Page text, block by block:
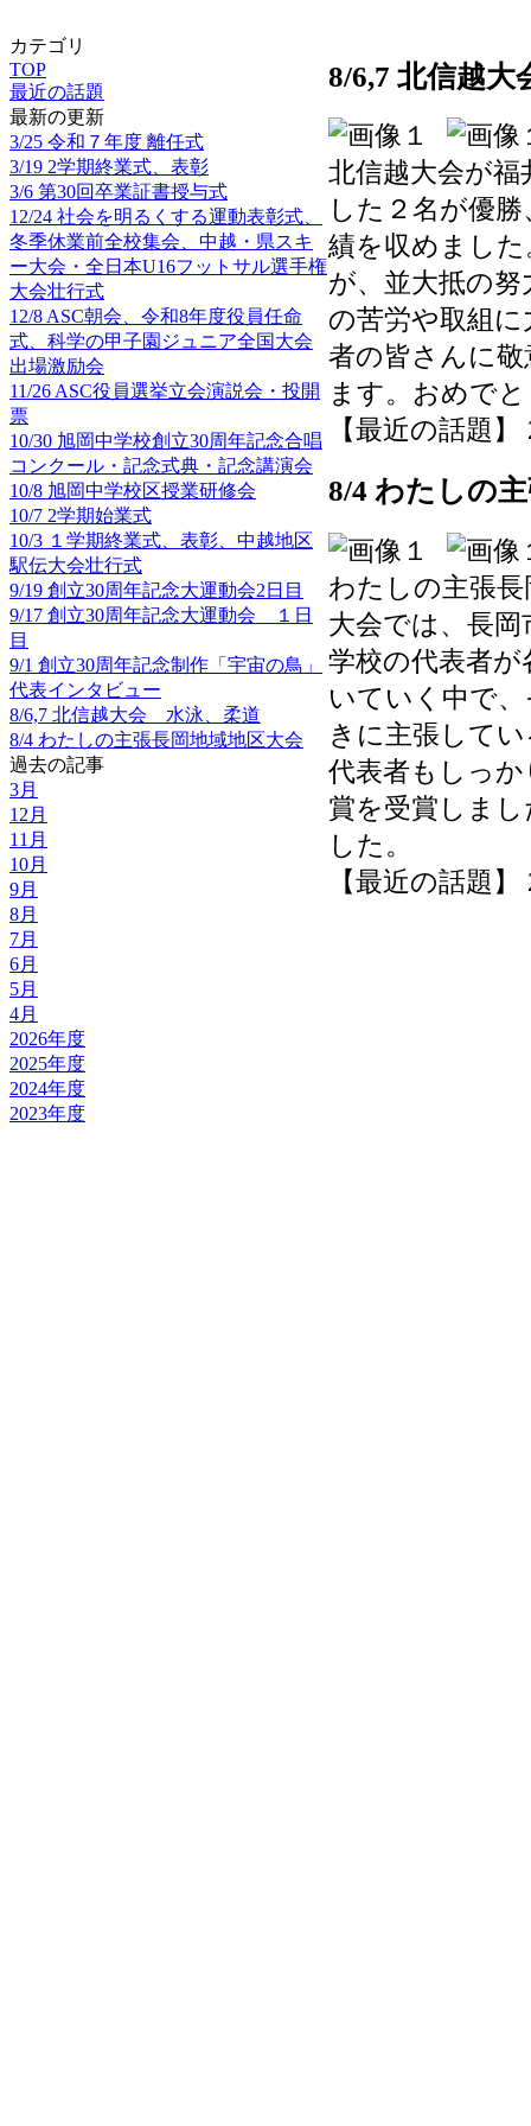
カテゴリ
TOP
最近の話題
最新の更新
3/25 令和７年度 離任式
3/19 2学期終業式、表彰
3/6 第30回卒業証書授与式
12/24 社会を明るくする運動表彰式、
冬季休業前全校集会、中越・県スキ
ー大会・全日本U16フットサル選手権
大会壮行式
12/8 ASC朝会、令和8年度役員任命
式、科学の甲子園ジュニア全国大会
出場激励会
11/26 ASC役員選挙立会演説会・投開
票
10/30 旭岡中学校創立30周年記念合唱
コンクール・記念式典・記念講演会
10/8 旭岡中学校区授業研修会
10/7 2学期始業式
10/3 １学期終業式、表彰、中越地区
駅伝大会壮行式
9/19 創立30周年記念大運動会2日目
9/17 創立30周年記念大運動会 １日
目
9/1 創立30周年記念制作「宇宙の鳥」
代表インタビュー
8/6,7 北信越大会 水泳、柔道
8/4 わたしの主張長岡地域地区大会
過去の記事
3月
12月
11月
10月
9月
8月
7月
6月
5月
4月
2026年度
2025年度
2024年度
2023年度
8/6,7 北信越
北信越大会が
した２名が優
績を収めまし
が、並大抵の
の苦労や取組
者の皆さんに
ます。おめで
【最近の話題
8/4 わたしの
わたしの主張
大会では、長岡
学校の代表者
いていく中で
きに主張して
代表者もしっ
賞を受賞しま
した。
【最近の話題